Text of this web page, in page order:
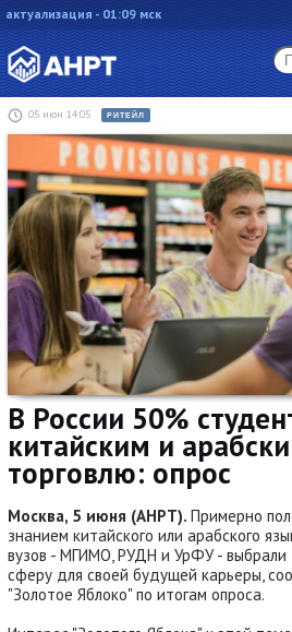
актуализация - 01:09 мск
05 июн 14:05 РИТЕЙЛ
В России 50%
китайским и
торговлю: опрос
Москва, 5 июня (АНРТ). Примерно
знанием китайского или арабского
вузов - МГИМО, РУДН и УрФУ - выбрали
сферу для своей будущей карьеры,
"Золотое Яблоко" по итогам опроса.